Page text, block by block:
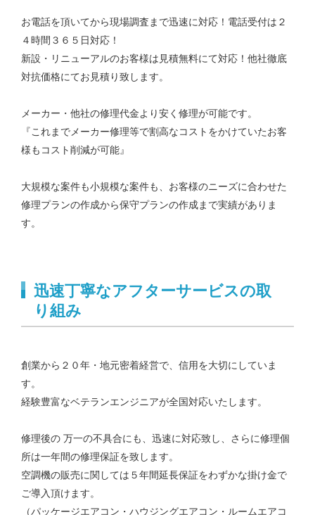
お電話を頂いてから現場調査まで迅速に対応！電話受付は２
４時間３６５日対応！
新設・リニューアルのお客様は見積無料にて対応！他社徹底
対抗価格にてお見積り致します。
メーカー・他社の修理代金より安く修理が可能です。
『これまでメーカー修理等で割高なコストをかけていたお客
様もコスト削減が可能』
大規模な案件も小規模な案件も、お客様のニーズに合わせた
修理プランの作成から保守プランの作成まで実績がありま
す。
迅速丁寧なアフターサービスの取
り組み
創業から２０年・地元密着経営で、信用を大切にしていま
す。
経験豊富なベテランエンジニアが全国対応いたします。
修理後の 万一の不具合にも、迅速に対応致し、さらに修理個
所は一年間の修理保証を致します。
空調機の販売に関しては５年間延長保証をわずかな掛け金で
ご導入頂けます。
（パッケージエアコン・ハウジングエアコン・ルームエアコ